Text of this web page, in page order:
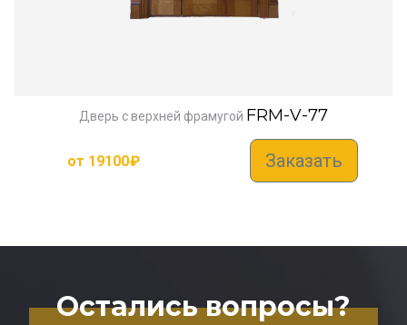
Дверь с верхней фрамугой FRM-V-77
от 19100₽ Заказать
Остались вопросы?